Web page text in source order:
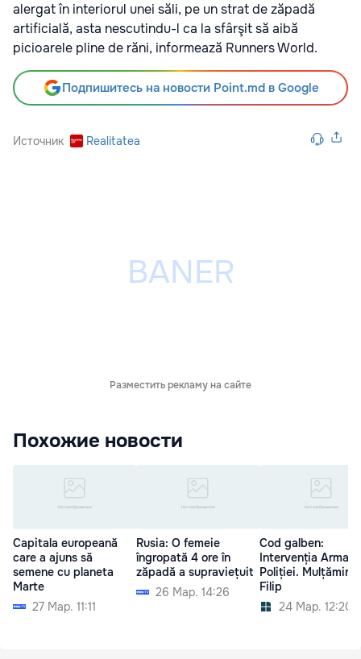
alergat în interiorul unei săli, pe un strat de zăpadă
artificială, asta nescutindu-l ca la sfârşit să aibă
picioarele pline de răni, informează Runners World.
Подпишитесь на новости Point.md в Google
Источник Realitatea
Разместить рекламу на сайте
Похожие новости
Capitala europeană
care a ajuns să
semene cu planeta
Marte
27 Мар. 11:11
Rusia: O femeie
îngropată 4 ore în
zăpadă a supraviețuit
26 Мар. 14:26
Cod galben:
Intervenția
Poliției.
Filip
24 Мар. 12:20